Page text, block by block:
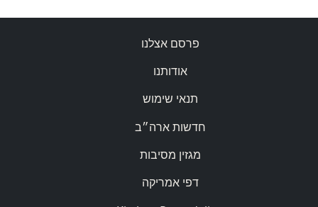
פרסם אצלנו
אודותנו
תנאי שימוש
חדשות ארה״ב
מגזין מסיבות
דפי אמריקה